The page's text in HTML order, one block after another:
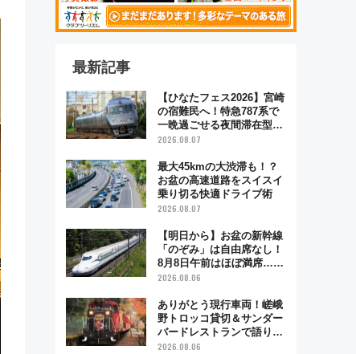
最新記事
【ひなたフェス2026】宮崎
の宿難民へ！特急787系で
一晩過ごせる夜間滞在型イ
ベント「スワローおひさ
2026.08.07
最大45kmの大渋滞も！？
お盆の高速道路をスイスイ
乗り切る快適ドライブ術
2026.08.07
【明日から】お盆の新幹線
「のぞみ」は自由席なし！
8月8日午前はほぼ満席…で
も数時間ズラせば空きが見
「空席」探しのコツ
2026.08.06
ありがとう現行車両！嵯峨
野トロッコ貸切＆サンダー
バードレストランで語り合
う秋の京都 斉藤雪乃＆福
2026.08.06